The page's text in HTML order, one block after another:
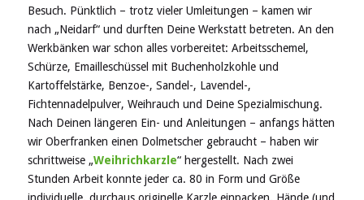
Besuch. Pünktlich – trotz vieler Umleitungen – kamen wir
nach „Neidarf“ und durften Deine Werkstatt betreten. An den
Werkbänken war schon alles vorbereitet: Arbeitsschemel,
Schürze, Emailleschüssel mit Buchenholzkohle und
Kartoffelstärke, Benzoe-, Sandel-, Lavendel-,
Fichtennadelpulver, Weihrauch und Deine Spezialmischung.
Nach Deinen längeren Ein- und Anleitungen – anfangs hätten
wir Oberfranken einen Dolmetscher gebraucht – haben wir
schrittweise „Weihrichkarzle“ hergestellt. Nach zwei
Stunden Arbeit konnte jeder ca. 80 in Form und Größe